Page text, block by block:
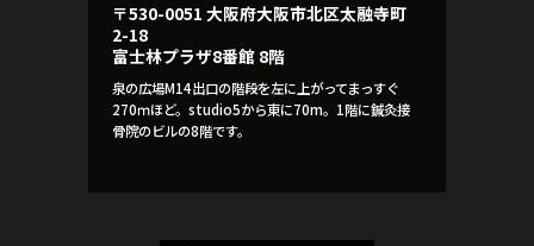
〒530-0051 大阪府大阪市北区太融寺町
2-18
富士林プラザ8番館 8階
泉の広場M14出口の階段を左に上がってまっすぐ
270ｍほど。studio5から東に70m。1階に鍼灸接
骨院のビルの8階です。